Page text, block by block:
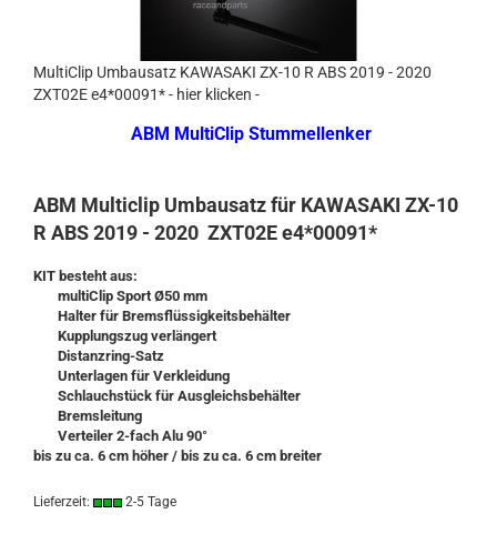
MultiClip Umbausatz KAWASAKI ZX-10 R ABS 2019 - 2020
ZXT02E e4*00091* - hier klicken -
ABM MultiClip Stummellenker
ABM Multiclip Umbausatz für KAWASAKI ZX-10
R ABS 2019 - 2020 ZXT02E e4*00091*
KIT besteht aus:
multiClip Sport Ø50 mm
Halter für Bremsflüssigkeitsbehälter
Kupplungszug verlängert
Distanzring-Satz
Unterlagen für Verkleidung
Schlauchstück für Ausgleichsbehälter
Bremsleitung
Verteiler 2-fach Alu 90°
bis zu ca. 6 cm höher / bis zu ca. 6 cm breiter
Lieferzeit: 2-5 Tage